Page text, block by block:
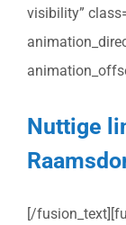
visibility”
Nuttige
[/